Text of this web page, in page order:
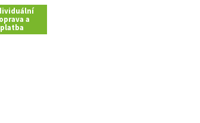
a
platba